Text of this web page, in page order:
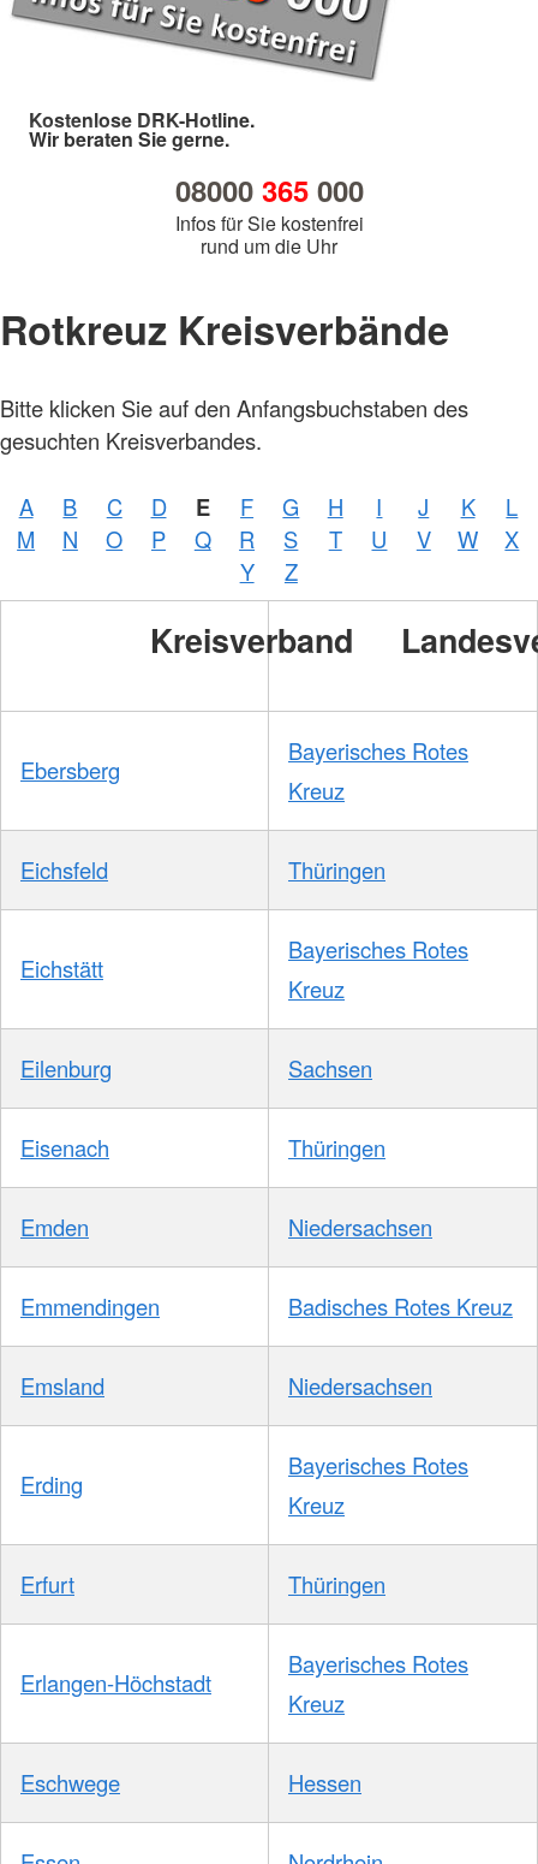
Kostenlose DRK-Hotline.
Wir beraten Sie gerne.
08000 365000
Infos für Sie kostenfrei
rund um die Uhr
Rotkreuz Kreisverbände
Bitte klicken Sie auf den Anfangsbuchstaben des
gesuchten Kreisverbandes.
A B C D E F G H I J K
L
M
N O P Q R S T U V W
X
Y
Z
Kreisverband
Ebersberg
Bayerisches Rotes
Kreuz
Eichsfeld Thüringen
Eichstätt
Bayerisches Rotes
Kreuz
Eilenburg Sachsen
Eisenach Thüringen
Emden Niedersachsen
Emmendingen Badisches Rotes Kreuz
Emsland Niedersachsen
Erding
Bayerisches Rotes
Kreuz
Erfurt Thüringen
Erlangen-Höchstadt
Bayerisches Rotes
Kreuz
Eschwege Hessen